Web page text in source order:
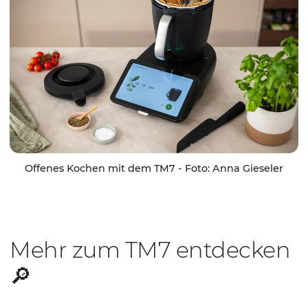
Offenes Kochen mit dem TM7 - Foto: Anna Gieseler
Mehr zum TM7 entdecken
🔎